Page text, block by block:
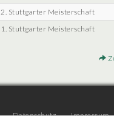
2. Stuttgarter Meisterschaft
1. Stuttgarter Meisterschaft